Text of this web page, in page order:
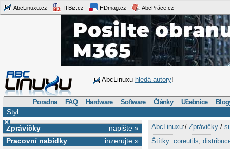
AbcLinuxu.cz ITBiz.cz HDmag.cz AbcPráce.cz
AbcLinuxu hledá autory!
Poradna FAQ Hardware Software Články Učebnice
Styl
×
napište »
Zprávičky
inzerujte »
Pracovní nabídky
AbcLinuxu:/ Zprávičky/
Štítky: coreutils